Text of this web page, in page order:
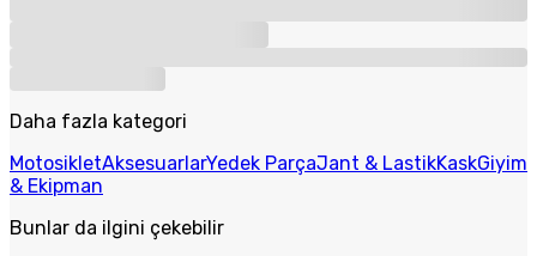
Daha fazla kategori
MotosikletAksesuarlarYedek ParçaJant & LastikKaskGiyim
& Ekipman
Bunlar da ilgini çekebilir